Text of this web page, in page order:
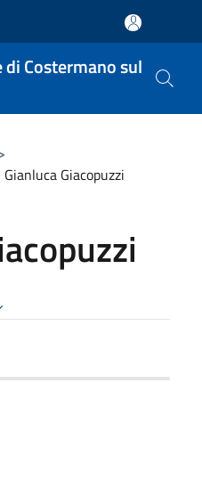
di Costermano sul
Gianluca Giacopuzzi